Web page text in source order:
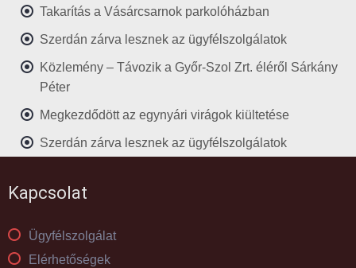
Takarítás a Vásárcsarnok parkolóházban
Szerdán zárva lesznek az ügyfélszolgálatok
Közlemény – Távozik a Győr-Szol Zrt. éléről Sárkány
Péter
Megkezdődött az egynyári virágok kiültetése
Szerdán zárva lesznek az ügyfélszolgálatok
Kapcsolat
Ügyfélszolgálat
Elérhetőségek